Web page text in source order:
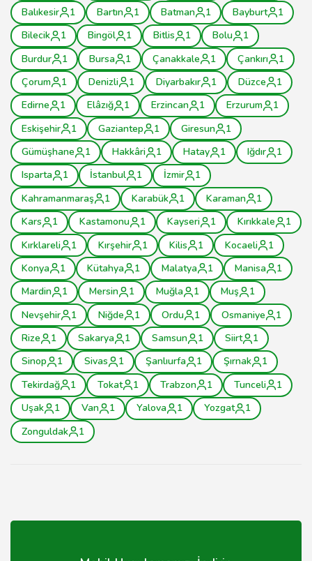
Balıkesir 1 Bartın 1 Batman 1 Bayburt
1
Bilecik
1 Bingöl 1 Bitlis 1 Bolu
1
Burdur
1 Bursa 1 Çanakkale 1 Çankırı
1
Çorum
1 Denizli 1 Diyarbakır 1 Düzce
1
Edirne
1 Elâzığ 1 Erzincan 1 Erzurum
1
Eskişehir
1 Gaziantep 1 Giresun
1
Gümüşhane
1 Hakkâri 1 Hatay 1 Iğdır
1
Isparta
1 İstanbul 1 İzmir
1
Kahramanmaraş
1 Karabük 1 Karaman
1
Kars
1 Kastamonu 1 Kayseri 1 Kırıkkale
1
Kırklareli
1 Kırşehir 1 Kilis 1 Kocaeli
1
Konya
1 Kütahya 1 Malatya 1 Manisa
1
Mardin
1 Mersin 1 Muğla 1 Muş
1
Nevşehir
1 Niğde 1 Ordu 1 Osmaniye
1
Rize
1 Sakarya 1 Samsun 1 Siirt
1
Sinop
1 Sivas 1 Şanlıurfa 1 Şırnak
1
Tekirdağ
1 Tokat 1 Trabzon 1 Tunceli
1
Uşak
1 Van 1 Yalova 1 Yozgat
1
Zonguldak
1